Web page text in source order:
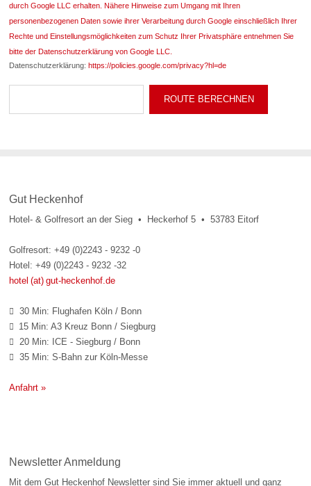
durch Google LLC erhalten. Nähere Hinweise zum Umgang mit Ihren
personenbezogenen Daten sowie ihrer Verarbeitung durch Google einschließlich Ihrer
Rechte und Einstellungsmöglichkeiten zum Schutz Ihrer Privatsphäre entnehmen Sie
bitte der Datenschutzerklärung von Google LLC.
Datenschutzerklärung:https://policies.google.com/privacy?hl=de
Gut Heckenhof
Hotel- & Golfresort an der Sieg • Heckerhof 5 • 53783 Eitorf
Golfresort: +49 (0)2243 - 9232 -0
Hotel: +49 (0)2243 - 9232 -32
hotel (at) gut-heckenhof.de
 30 Min: Flughafen Köln / Bonn
 15 Min: A3 Kreuz Bonn / Siegburg
 20 Min: ICE - Siegburg / Bonn
 35 Min: S-Bahn zur Köln-Messe
Anfahrt »
Newsletter Anmeldung
Mit dem Gut Heckenhof Newsletter sind Sie immer aktuell und ganz